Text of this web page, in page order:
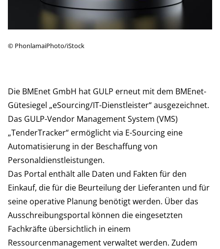
© PhonlamaiPhoto/iStock
Die BMEnet GmbH hat GULP erneut mit dem BMEnet-
Gütesiegel „eSourcing/IT-Dienstleister“ ausgezeichnet.
Das GULP-Vendor Management System (VMS)
„TenderTracker“ ermöglicht via E-Sourcing eine
Automatisierung in der Beschaffung von
Personaldienstleistungen.
Das Portal enthält alle Daten und Fakten für den
Einkauf, die für die Beurteilung der Lieferanten und für
seine operative Planung benötigt werden. Über das
Ausschreibungsportal können die eingesetzten
Fachkräfte übersichtlich in einem
Ressourcenmanagement verwaltet werden. Zudem